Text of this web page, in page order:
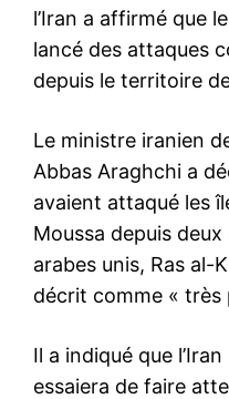
l’Iran a affirmé que
lancé des attaques
depuis le territoire
Le ministre iranien
Abbas Araghchi a
avaient attaqué les
Moussa depuis
arabes unis, Ras al-
décrit comme « très
Il a indiqué que
essaiera de faire